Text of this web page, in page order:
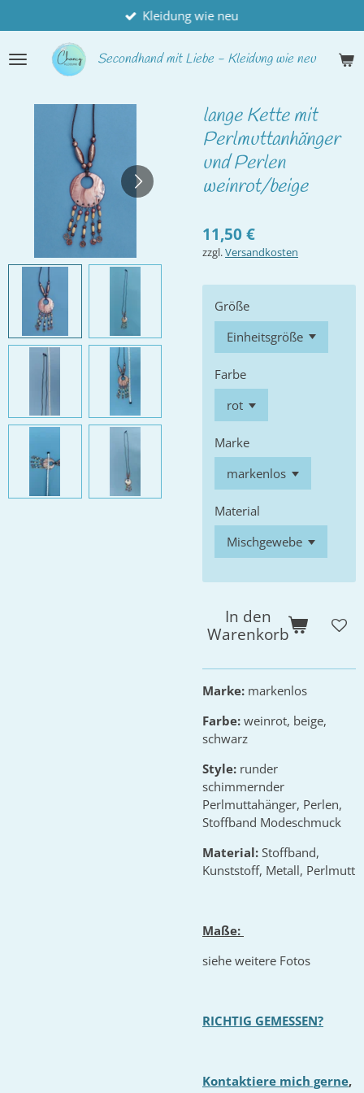
Hauptinhalt
springen
Secondhandmit Liebe - Kleidung wie neu
Kleidung wie neu
lange Kette mit
Perlmuttanhänger
und Perlen
weinrot/beige
11,50 €
zzgl.Versandkosten
Größe
Farbe
Marke
Material
In den
Warenkorb
Marke: markenlos
Farbe: weinrot, beige,
schwarz
Style: runder
schimmernder
Perlmuttahänger, Perlen,
Stoffband Modeschmuck
Material: Stoffband,
Kunststoff, Metall, Perlmutt
Maße:
siehe weitere Fotos
RICHTIG GEMESSEN?
Kontaktiere mich gerne,